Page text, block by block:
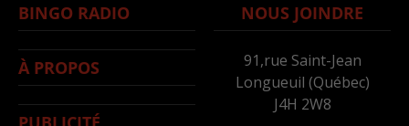
BINGO RADIO
À PROPOS
NOUS JOINDRE
91,rue Saint-Jean
Longueuil (Québec)
J4H 2W8